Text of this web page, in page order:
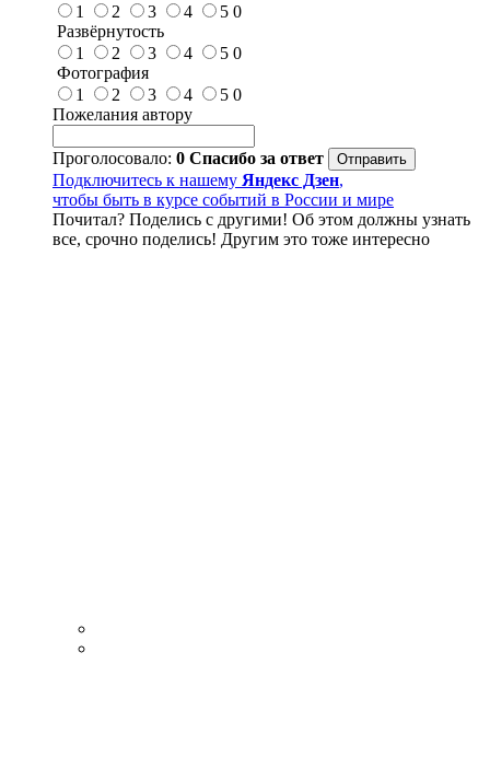
1
2 3 4 5 0
Развёрнутость
1
2 3 4 5 0
Фотография
1
2 3 4 5 0
Пожелания автору
Проголосовало: 0 Спасибо за ответ
Подключитесь к нашему Яндекс Дзен,
чтобы быть в курсе событий в России и мире
Почитал? Поделись с другими! Об этом должны узнать
все, срочно поделись! Другим это тоже интересно